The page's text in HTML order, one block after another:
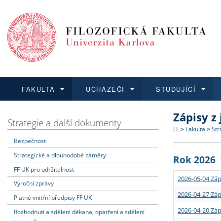
FAKULTA
Dozvědět se více
Struktura
Strategie
Podpora
UCHAZEČI
Podat přihlášku
Co
Učitelské
STUDUJÍCÍ
Dozvědět se více
Rigorózní
Dozvědět se více
O vědě a
Granty a
Dozvědět se více
Aktuální
Strategie a další dokumenty
Bezpečnost
Strategické a dlouhodobé záměry
FF UK pro udržitelnost
Výroční zprávy
Platné vnitřní předpisy FF UK
Rozhodnutí a sdělení děkana, opatření a sdělení
Zápisy
FF > Fakulta >
Rok 2026
2026-05-04
2026-04-27
2026-04-20